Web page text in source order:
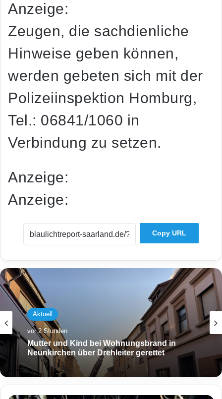
Anzeige:
Zeugen, die sachdienliche
Hinweise geben können,
werden gebeten sich mit der
Polizeiinspektion Homburg,
Tel.: 06841/1060 in
Verbindung zu setzen.
Anzeige:
Anzeige:
Copy URL
Aktuell
vor 2 Stunden
Mutter und Kind bei Wohnungsbrand in
Neunkirchen über Drehleiter gerettet